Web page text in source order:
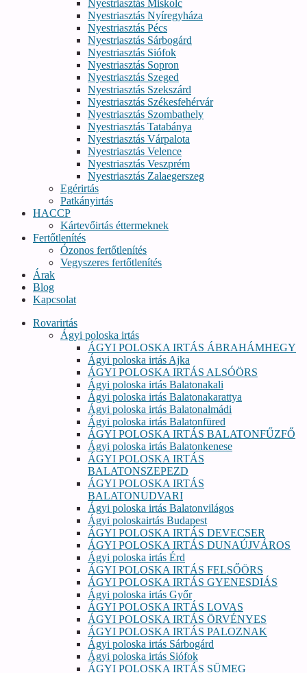
Nyestriasztás Miskolc
Nyestriasztás Nyíregyháza
Nyestriasztás Pécs
Nyestriasztás Sárbogárd
Nyestriasztás Siófok
Nyestriasztás Sopron
Nyestriasztás Szeged
Nyestriasztás Szekszárd
Nyestriasztás Székesfehérvár
Nyestriasztás Szombathely
Nyestriasztás Tatabánya
Nyestriasztás Várpalota
Nyestriasztás Velence
Nyestriasztás Veszprém
Nyestriasztás Zalaegerszeg
Egérirtás
Patkányirtás
HACCP
Kártevőirtás éttermeknek
Fertőtlenítés
Ózonos fertőtlenítés
Vegyszeres fertőtlenítés
Árak
Blog
Kapcsolat
Rovarirtás
Ágyi poloska irtás
ÁGYI POLOSKA IRTÁS ÁBRAHÁMHEGY
Ágyi poloska irtás Ajka
ÁGYI POLOSKA IRTÁS ALSÓÖRS
Ágyi poloska irtás Balatonakali
Ágyi poloska irtás Balatonakarattya
Ágyi poloska irtás Balatonalmádi
Ágyi poloska irtás Balatonfüred
ÁGYI POLOSKA IRTÁS BALATONFŰZFŐ
Ágyi poloska irtás Balatonkenese
ÁGYI POLOSKA IRTÁS
BALATONSZEPEZD
ÁGYI POLOSKA IRTÁS
BALATONUDVARI
Ágyi poloska irtás Balatonvilágos
Ágyi poloskairtás Budapest
ÁGYI POLOSKA IRTÁS DEVECSER
ÁGYI POLOSKA IRTÁS DUNAÚJVÁROS
Ágyi poloska irtás Érd
ÁGYI POLOSKA IRTÁS FELSŐÖRS
ÁGYI POLOSKA IRTÁS GYENESDIÁS
Ágyi poloska irtás Győr
ÁGYI POLOSKA IRTÁS LOVAS
ÁGYI POLOSKA IRTÁS ÖRVÉNYES
ÁGYI POLOSKA IRTÁS PALOZNAK
Ágyi poloska irtás Sárbogárd
Ágyi poloska irtás Siófok
ÁGYI POLOSKA IRTÁS SÜMEG